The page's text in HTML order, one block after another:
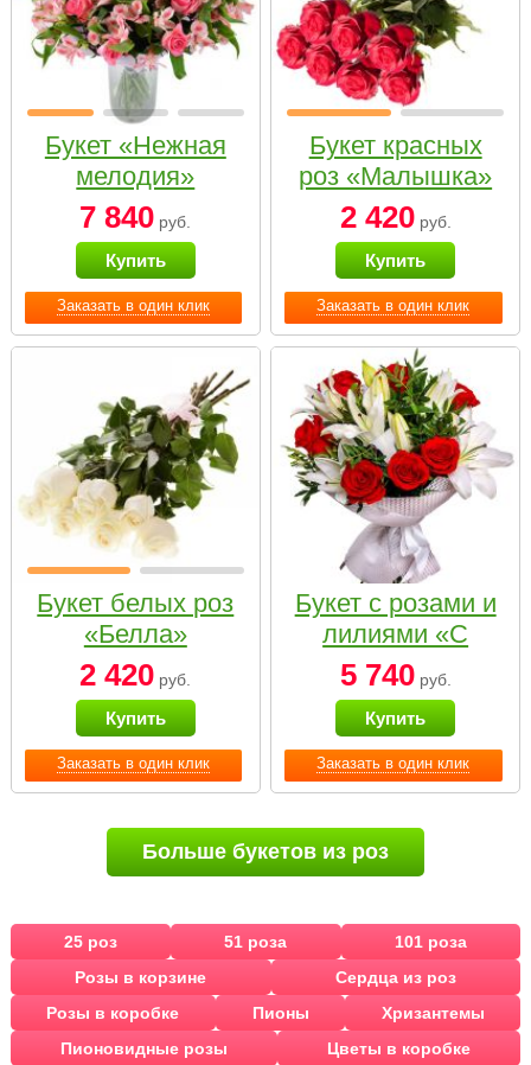
Заказать в один клик
Букет «Нежная
мелодия»
7 840 руб.
Купить
Заказать в один клик
Букет красных
роз «Малышка»
2 420руб.
Купить
Заказать в один клик
Букет белых роз
«Белла»
2 420 руб.
Купить
Заказать в один клик
Букет с розами и
лилиями «С
наилучшими
пожеланиями»
5 740руб.
Купить
Больше букетов из роз
25 роз 51 роза
101 роза
Розы в корзине
Сердца из роз
Розы в коробке
Пионы
Хризантемы
Пионовидные розы
Цветы в коробке